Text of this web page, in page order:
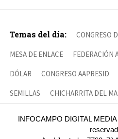
Temas del día: CONGRESO
MESA DE ENLACE FEDERACIÓN
DÓLAR CONGRESO AAPRESID
SEMILLAS CHICHARRITA DEL
INFOCAMPO DIGITAL